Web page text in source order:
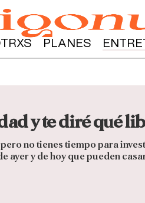
PLANES
y te diré qué
no tienes tiempo para
y de hoy que pueden